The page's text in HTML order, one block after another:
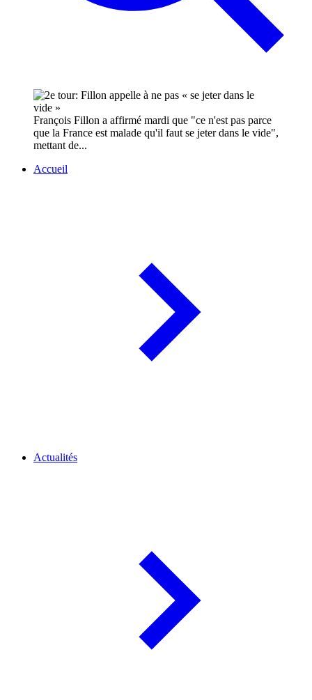
François Fillon a affirmé mardi que "ce n'est pas parce
que la France est malade qu'il faut se jeter dans le vide",
mettant de...
Accueil
Actualités